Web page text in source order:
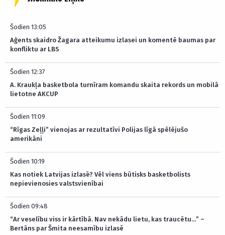
Šodien 13:05
Aģents skaidro Žagara atteikumu izlasei un komentē baumas par
konfliktu ar LBS
Šodien 12:37
A. Kraukļa basketbola turnīram komandu skaita rekords un mobilā
lietotne AKCUP
Šodien 11:09
“Rīgas Zeļļi” vienojas ar rezultatīvi Polijas līgā spēlējušo
amerikāni
Šodien 10:19
Kas notiek Latvijas izlasē? Vēl viens būtisks basketbolists
nepievienosies valstsvienībai
Šodien 09:48
“Ar veselību viss ir kārtībā. Nav nekādu lietu, kas traucētu…” –
Bertāns par Šmita neesamību izlasē